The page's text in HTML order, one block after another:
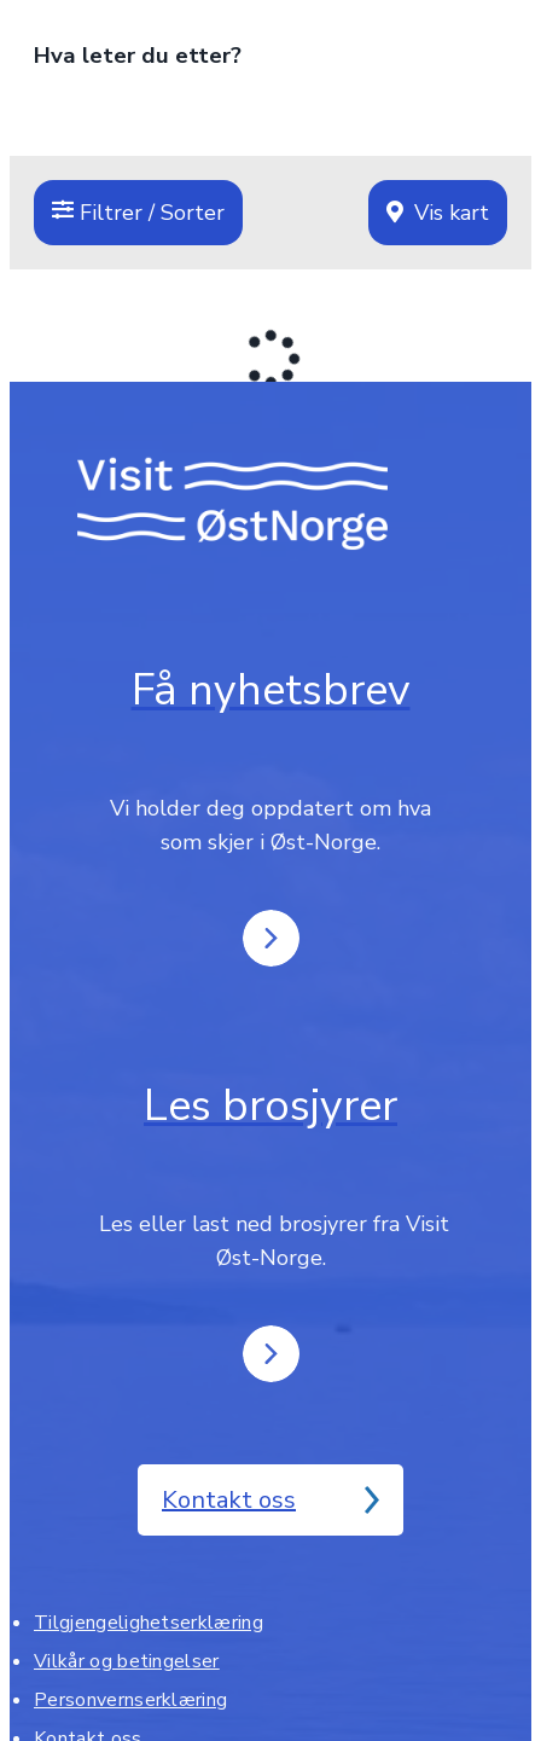
Hva leter du etter?
Filtrer / Sorter Vis kart
Få nyhetsbrev
Vi holder deg oppdatert om hva
som skjer i Øst-Norge.
Les brosjyrer
‎ Les eller last ned brosjyrer fra Visit
Øst-Norge.
Kontakt oss
Tilgjengelighetserklæring
Vilkår og betingelser
Personvernserklæring